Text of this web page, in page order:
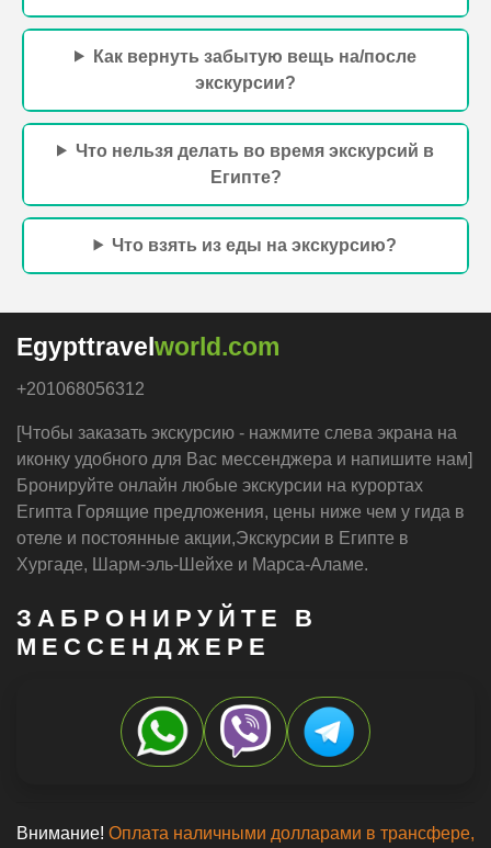
Как вернуть забытую вещь на/после
экскурсии?
Что нельзя делать во время экскурсий в
Египте?
Что взять из еды на экскурсию?
Egypttravelworld.com
+201068056312
[Чтобы заказать экскурсию - нажмите слева экрана на
иконку удобного для Вас мессенджера и напишите нам]
Бронируйте онлайн любые экскурсии на курортах
Египта Горящие предложения, цены ниже чем у гида в
отеле и постоянные акции,Экскурсии в Египте в
Хургаде, Шарм-эль-Шейхе и Марса-Аламе.
ЗАБРОНИРУЙТЕ В
МЕССЕНДЖЕРЕ
Внимание! Оплата наличными долларами в трансфере,